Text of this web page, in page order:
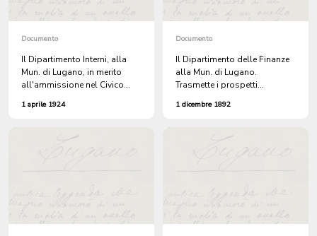
Documento
Il Dipartimento Interni, alla
Mun. di Lugano, in merito
all'ammissione nel Civico
BERTENMASER, di Kirchberg,
1 aprile 1924
Documento
Il Dipartimento delle Finanze
alla Mun. di Lugano.
Trasmette i prospetti
l'esercizio 1892 affinché siano
1 dicembre 1892